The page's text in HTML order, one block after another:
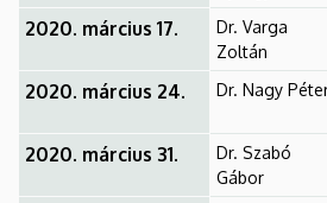
2020. március 17.
Dr. Varga
Zoltán
2020. március 24. Dr. Nagy
2020. március 31.
Dr. Szabó
Gábor